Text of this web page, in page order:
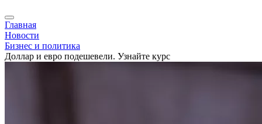
Главная
Новости
Бизнес и политика
Доллар и евро подешевели. Узнайте курс